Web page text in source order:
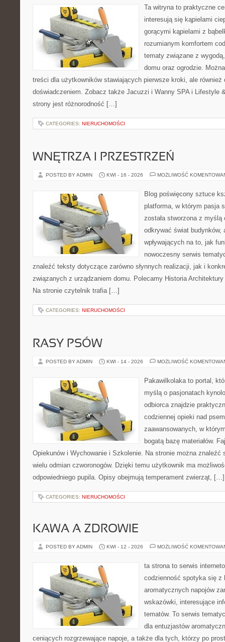
Ta witryna to praktyczne
interesują się kąpielami
gorącymi kąpielami z
rozumianym komfortem
tematy związane z
domu oraz ogrodzie.
treści dla użytkowników stawiających pierwsze kroki, ale
doświadczeniem. Zobacz także Jacuzzi i Wanny SPA i Lifestyle
strony jest różnorodność […]
CATEGORIES: NIERUCHOMOŚCI
WNĘTRZA I PRZESTRZEŃ
POSTED BY ADMIN KWI - 16 - 2026 MOŻLIWOŚĆ
Blog poświęcony sztuce
platforma, w którym pasja
została stworzona z
odkrywać świat
wpływających na to, jak
nowoczesny serwis
znaleźć teksty dotyczące zarówno słynnych realizacji, jak i
związanych z urządzaniem domu. Polecamy Historia
Na stronie czytelnik trafia […]
CATEGORIES: NIERUCHOMOŚCI
RASY PSÓW
POSTED BY ADMIN KWI - 14 - 2026 MOŻLIWOŚĆ
Pakawilkolaka to portal,
myślą o pasjonatach
odbiorca znajdzie
codziennej opieki nad
zaawansowanych, w
bogatą bazę materiałów.
Opiekunów i Wychowanie i Szkolenie. Na stronie można znaleźć
wielu odmian czworonogów. Dzięki temu użytkownik ma
odpowiedniego pupila. Opisy obejmują temperament zwierząt, […]
CATEGORIES: NIERUCHOMOŚCI
KAWA A ZDROWIE
POSTED BY ADMIN KWI - 12 - 2026 MOŻLIWOŚĆ
ta strona to serwis
codzienność spotyka się z
aromatycznych napojów
wskazówki, interesujące
tematów. To serwis
dla entuzjastów
ceniących rozgrzewające napoje, a także dla tych, którzy po